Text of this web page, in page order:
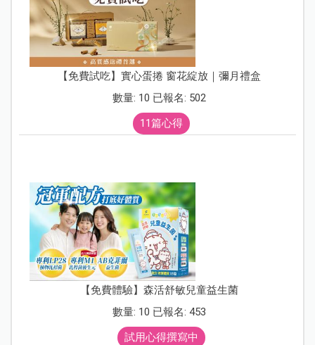
【免費試吃】實心蛋捲 窗花綻放｜彌月禮盒
數量: 10 已報名: 502
11篇心得
【免費體驗】森活舒敏兒童益生菌
數量: 10 已報名: 453
試用心得撰寫中